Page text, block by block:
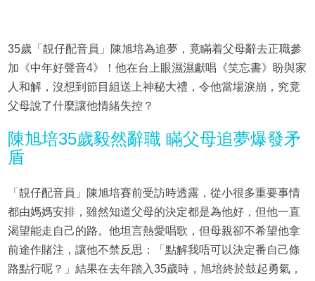
35歲「靚仔配音員」陳旭培為追夢，竟瞞着父母辭去正職參
加《中年好聲音4》！他在台上眼濕濕獻唱《笑忘書》盼與家
人和解，沒想到節目組送上神秘大禮，令他當場淚崩，究竟
父母說了什麼讓他情緒失控？
陳旭培35歲毅然辭職 瞞父母追夢爆發矛
盾
「靚仔配音員」陳旭培賽前受訪時透露，從小很多重要事情
都由媽媽安排，雖然知道父母的決定都是為他好，但他一直
渴望能走自己的路。他坦言熱愛唱歌，但母親卻不希望他拿
前途作賭注，讓他不禁反思：「點解我唔可以決定番自己條
路點行呢？」結果在去年踏入35歲時，旭培終於鼓起勇氣，